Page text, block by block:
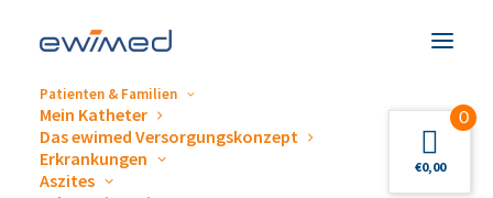
Patienten & Familien
Mein Katheter
Das ewimed Versorgungskonzept
Erkrankungen
Aszites
0
€0,00